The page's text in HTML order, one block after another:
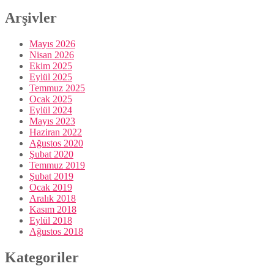
Arşivler
Mayıs 2026
Nisan 2026
Ekim 2025
Eylül 2025
Temmuz 2025
Ocak 2025
Eylül 2024
Mayıs 2023
Haziran 2022
Ağustos 2020
Şubat 2020
Temmuz 2019
Şubat 2019
Ocak 2019
Aralık 2018
Kasım 2018
Eylül 2018
Ağustos 2018
Kategoriler